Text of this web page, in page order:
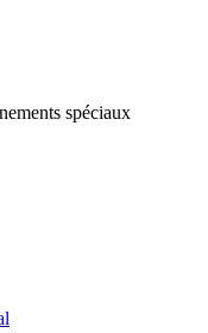
spéciaux